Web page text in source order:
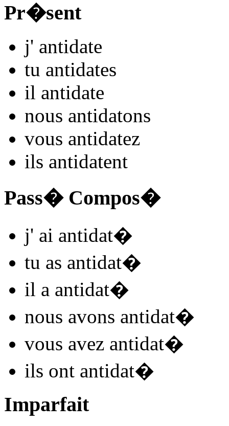
Pr�sent
j' antidate
tu antidates
il antidate
nous antidatons
vous antidatez
ils antidatent
Pass� Compos�
j' ai antidat�
tu as antidat�
il a antidat�
nous avons antidat�
vous avez antidat�
ils ont antidat�
Imparfait